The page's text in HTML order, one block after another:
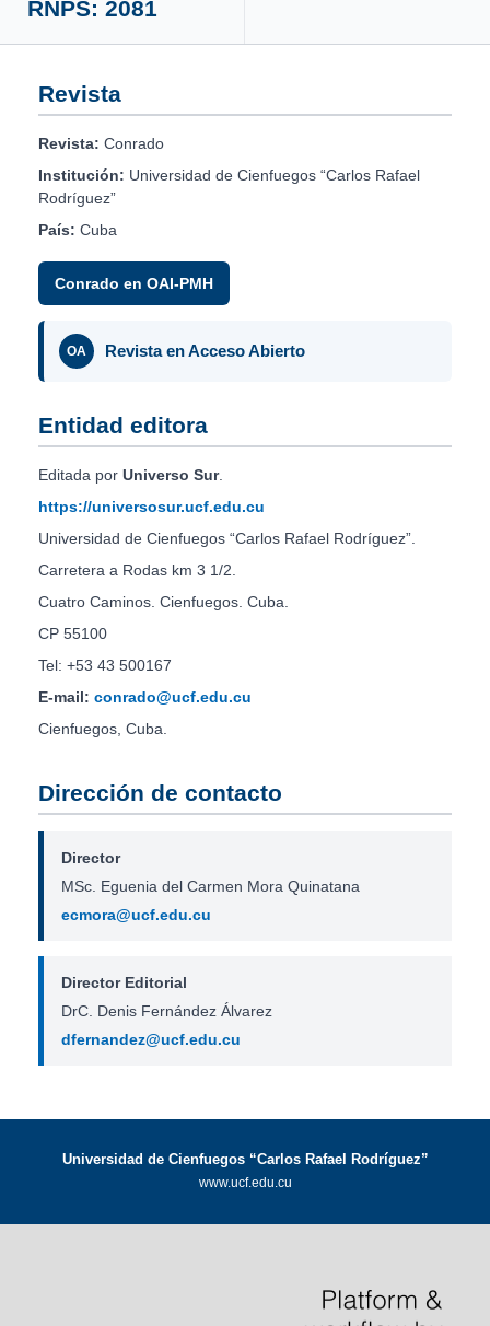
RNPS: 2081
Revista
Revista: Conrado
Institución: Universidad de Cienfuegos “Carlos Rafael
Rodríguez”
País: Cuba
Conrado en OAI-PMH
OA Revista en Acceso Abierto
Entidad editora
Editada por Universo Sur.
https://universosur.ucf.edu.cu
Universidad de Cienfuegos “Carlos Rafael Rodríguez”.
Carretera a Rodas km 3 1/2.
Cuatro Caminos. Cienfuegos. Cuba.
CP 55100
Tel: +53 43 500167
E-mail: conrado@ucf.edu.cu
Cienfuegos, Cuba.
Dirección de contacto
Director
MSc. Eguenia del Carmen Mora Quinatana
ecmora@ucf.edu.cu
Director Editorial
DrC. Denis Fernández Álvarez
dfernandez@ucf.edu.cu
Universidad de Cienfuegos “Carlos Rafael Rodríguez”
www.ucf.edu.cu